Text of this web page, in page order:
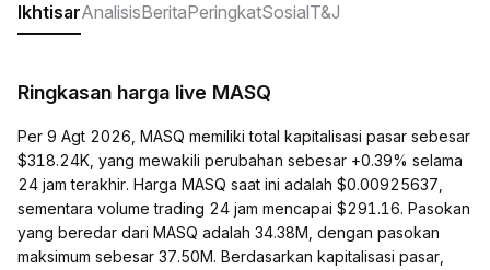
IkhtisarAnalisisBeritaPeringkatSosialT&J
Ringkasan harga live MASQ
Per 9 Agt 2026, MASQ memiliki total kapitalisasi pasar sebesar
$318.24K, yang mewakili perubahan sebesar +0.39% selama
24 jam terakhir. Harga MASQ saat ini adalah $0.00925637,
sementara volume trading 24 jam mencapai $291.16. Pasokan
yang beredar dari MASQ adalah 34.38M, dengan pasokan
maksimum sebesar 37.50M. Berdasarkan kapitalisasi pasar,